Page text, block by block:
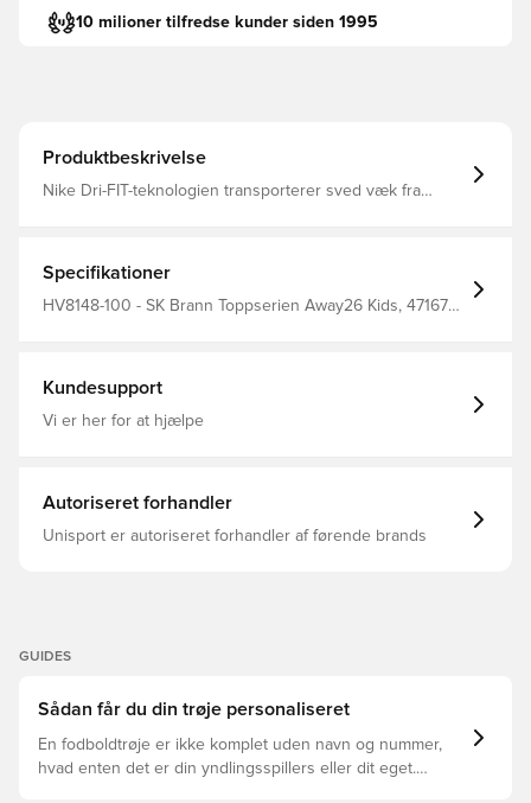
10 milioner tilfredse kunder siden 1995
Produktbeskrivelse
Nike Dri-FIT-teknologien transporterer sved væk fra
Specifikationer
HV8148-100 - SK Brann Toppserien Away26 Kids, 471679,
Kundesupport
Vi er her for at hjælpe
Autoriseret forhandler
Unisport er autoriseret forhandler af førende brands
GUIDES
Sådan får du din trøje personaliseret
En fodboldtrøje er ikke komplet uden navn og nummer,
hvad enten det er din yndlingsspillers eller dit eget.